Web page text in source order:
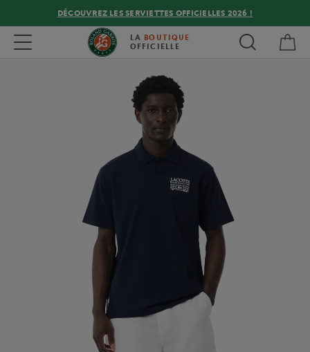
DÉCOUVREZ LES SERVIETTES OFFICIELLES 2026 !
Toggle navigation LA BOUTIQUE
OFFICIELLE